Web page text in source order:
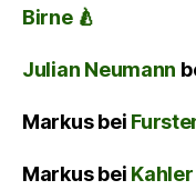
Birne 🍐
Julian Neumann
Markusbei
Markusbei